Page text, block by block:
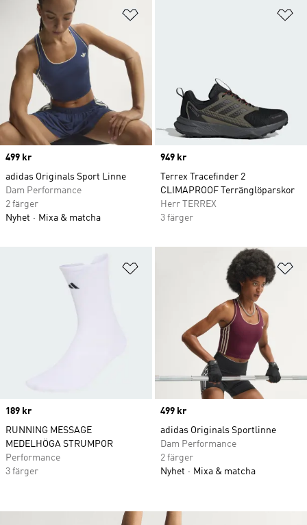
Price
499 kr
adidas Originals Sport Linne
Dam Performance
2 färger
Nyhet
Mixa & matcha
Price
949 kr
Terrex Tracefinder 2
CLIMAPROOF Terränglöparskor
Herr TERREX
3 färger
Lägg till på önskelistan
Price
189 kr
RUNNING MESSAGE
MEDELHÖGA STRUMPOR
Performance
3 färger
Price
499 kr
adidas Originals Sportlinne
Dam Performance
2 färger
Nyhet
Mixa & matcha